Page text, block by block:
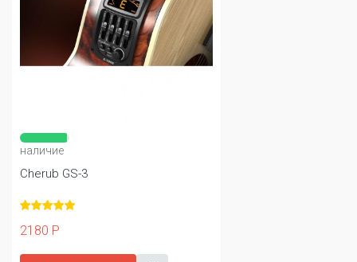
наличие
Cherub GS-3
2180 Р